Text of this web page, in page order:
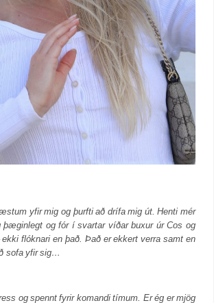
yfir mig og þurfti að drífa mig út. Henti mér
og fór í svartar víðar buxur úr Cos og
flóknari en það. Það er ekkert verra samt en
sofa yfir sig…
og spennt fyrir komandi tímum. Er ég er mjög